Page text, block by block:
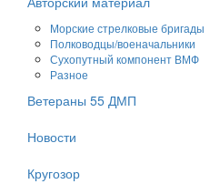
Морские стрелковые бригады
Полководцы/военачальники
Сухопутный компонент ВМФ
Разное
Ветераны 55 ДМП
Новости
Кругозор